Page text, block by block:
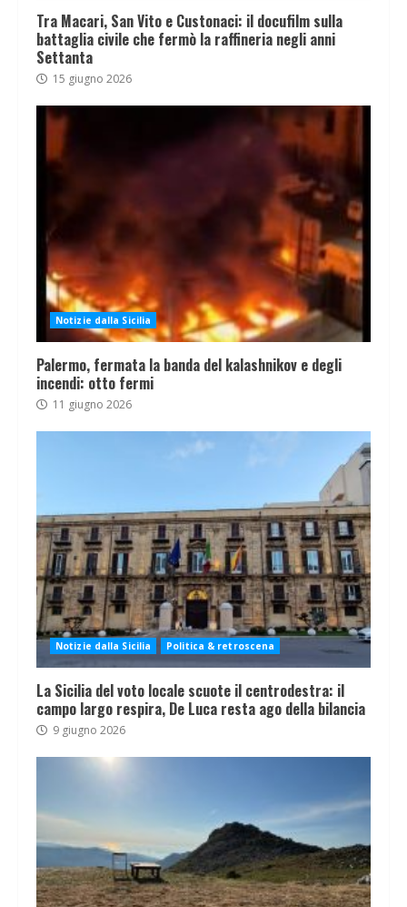
Tra Macari, San Vito e Custonaci: il docufilm sulla
battaglia civile che fermò la raffineria negli anni
Settanta
15 giugno 2026
Notizie dalla Sicilia
Palermo, fermata la banda del kalashnikov e degli
incendi: otto fermi
11 giugno 2026
Notizie dalla Sicilia Politica & retroscena
La Sicilia del voto locale scuote il centrodestra: il
campo largo respira, De Luca resta ago della bilancia
9 giugno 2026